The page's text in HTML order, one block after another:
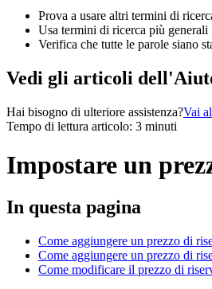
Prova a usare altri termini di
Usa termini di ricerca più generali
Verifica che tutte le parole siano
Vedi gli articoli
Hai bisogno di ulteriore assistenza?Vai
Tempo di lettura articolo: 3 minuti
Impostare un
In questa pagina
Come aggiungere un prezzo di
Come aggiungere un prezzo di
Come modificare il prezzo di